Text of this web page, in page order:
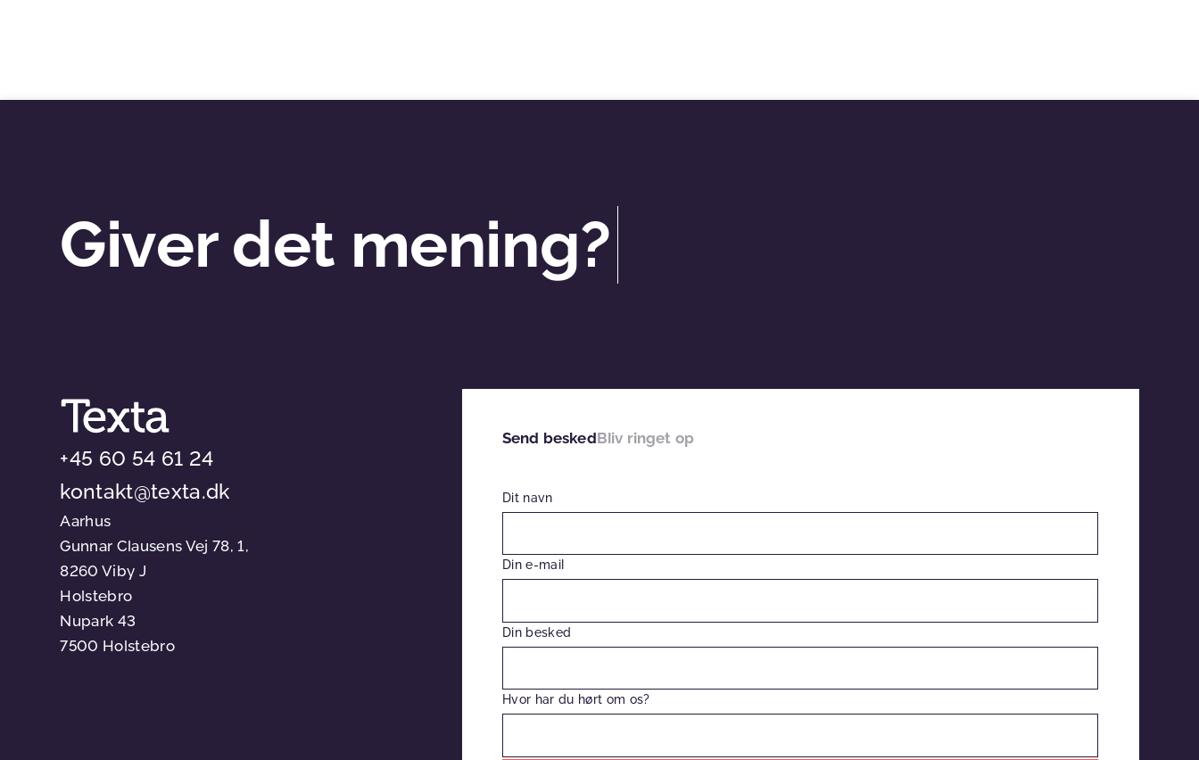
Giver det mening?
Send beskedBliv ringet op
Dit navn
Din e-mail
Din besked
Hvor har du hørt om os?
+45 60 54 61 24
kontakt@texta.dk
Aarhus
Gunnar Clausens Vej 78, 1,
8260 Viby J
Holstebro
Nupark 43
7500 Holstebro